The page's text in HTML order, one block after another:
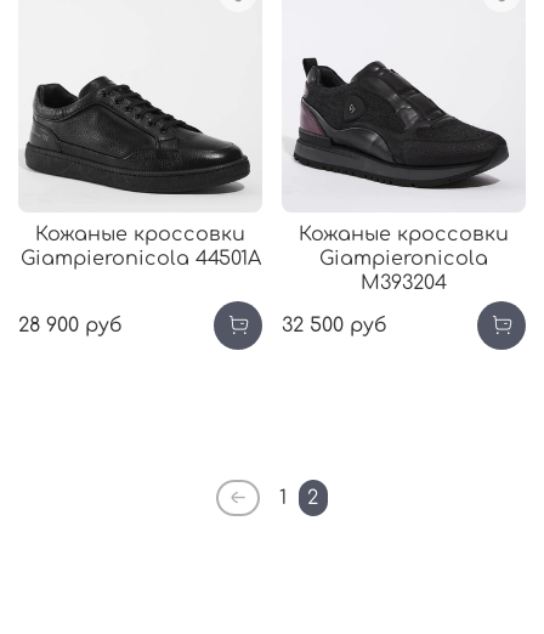
Кожаные кроссовки
Giampieronicola 44501А
28 900 руб
Кожаные кроссовки
Giampieronicola
М393204
32 500 руб
1 2